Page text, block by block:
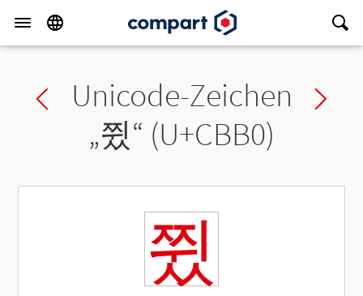
Previous char
Unicode-Zeichen
„쮰“ (U+CBB0)
쮰